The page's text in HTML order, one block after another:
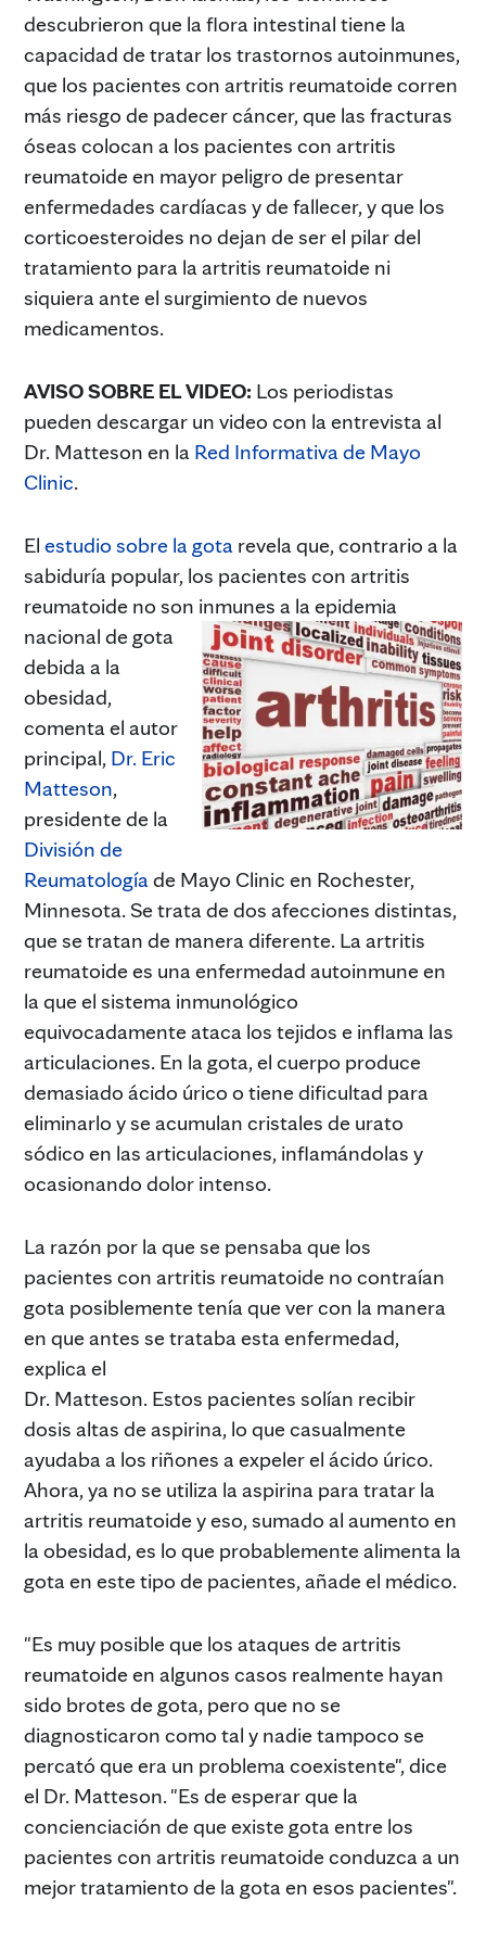
descubrieron que la flora intestinal tiene la
capacidad de tratar los trastornos autoinmunes,
que los pacientes con artritis reumatoide corren
más riesgo de padecer cáncer, que las fracturas
óseas colocan a los pacientes con artritis
reumatoide en mayor peligro de presentar
enfermedades cardíacas y de fallecer, y que los
corticoesteroides no dejan de ser el pilar del
tratamiento para la artritis reumatoide ni
siquiera ante el surgimiento de nuevos
medicamentos.
AVISO SOBRE EL VIDEO: Los periodistas
pueden descargar un video con la entrevista al
Dr. Matteson en la Red Informativa de Mayo
Clinic.
El estudio sobre la gota revela que, contrario a la
sabiduría popular, los pacientes con artritis
reumatoide no son inmunes a la epidemia
nacional de gota
debida a la
obesidad,
comenta el autor
principal, Dr. Eric
Matteson,
presidente de la
División de
Reumatología de Mayo Clinic en Rochester,
Minnesota. Se trata de dos afecciones distintas,
que se tratan de manera diferente. La artritis
reumatoide es una enfermedad autoinmune en
la que el sistema inmunológico
equivocadamente ataca los tejidos e inflama las
articulaciones. En la gota, el cuerpo produce
demasiado ácido úrico o tiene dificultad para
eliminarlo y se acumulan cristales de urato
sódico en las articulaciones, inflamándolas y
ocasionando dolor intenso.
La razón por la que se pensaba que los
pacientes con artritis reumatoide no contraían
gota posiblemente tenía que ver con la manera
en que antes se trataba esta enfermedad,
explica el
Dr. Matteson. Estos pacientes solían recibir
dosis altas de aspirina, lo que casualmente
ayudaba a los riñones a expeler el ácido úrico.
Ahora, ya no se utiliza la aspirina para tratar la
artritis reumatoide y eso, sumado al aumento en
la obesidad, es lo que probablemente alimenta la
gota en este tipo de pacientes, añade el médico.
"Es muy posible que los ataques de artritis
reumatoide en algunos casos realmente hayan
sido brotes de gota, pero que no se
diagnosticaron como tal y nadie tampoco se
percató que era un problema coexistente", dice
el Dr. Matteson. "Es de esperar que la
concienciación de que existe gota entre los
pacientes con artritis reumatoide conduzca a un
mejor tratamiento de la gota en esos pacientes".